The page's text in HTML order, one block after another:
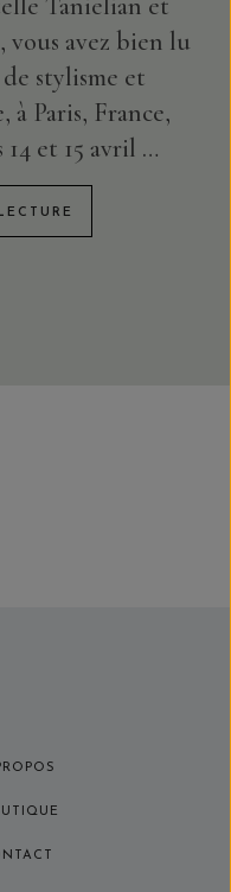
avez bien lu
stylisme et
Paris, France,
et 15 avril …